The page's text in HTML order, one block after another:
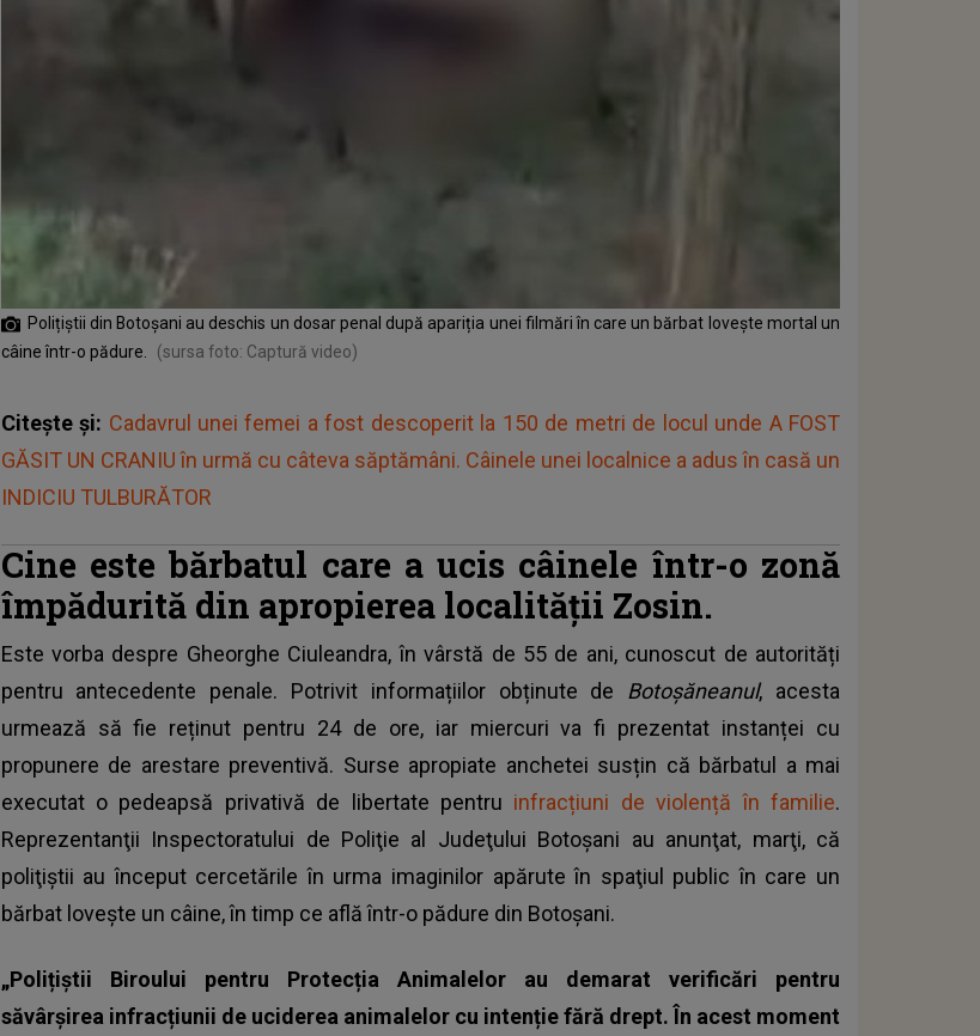
Polițiștii din Botoșani au deschis un dosar penal după apariția unei filmări în care un bărbat lovește mortal un
câine într-o pădure.
(sursa foto: Captură video)
Citește și: Cadavrul unei femei a fost descoperit la 150 de metri de locul unde A FOST
GĂSIT UN CRANIU în urmă cu câteva săptămâni. Câinele unei localnice a adus în casă un
INDICIU TULBURĂTOR
Cine este bărbatul care a ucis câinele într-o zonă
împădurită din apropierea localității Zosin.
Este vorba despre Gheorghe Ciuleandra, în vârstă de 55 de ani, cunoscut de autorități
pentru antecedente penale. Potrivit informațiilor obținute de Botoșăneanul, acesta
urmează să fie reținut pentru 24 de ore, iar miercuri va fi prezentat instanței cu
propunere de arestare preventivă. Surse apropiate anchetei susțin că bărbatul a mai
executat o pedeapsă privativă de libertate pentru infracțiuni de violență în familie.
Reprezentanţii Inspectoratului de Poliţie al Judeţului Botoşani au anunţat, marţi, că
poliţiştii au început cercetările în urma imaginilor apărute în spaţiul public în care un
bărbat loveşte un câine, în timp ce află într-o pădure din Botoşani.
„Polițiștii Biroului pentru Protecția Animalelor au demarat verificări pentru
săvârșirea infracțiunii de uciderea animalelor cu intenție fără drept. În acest moment